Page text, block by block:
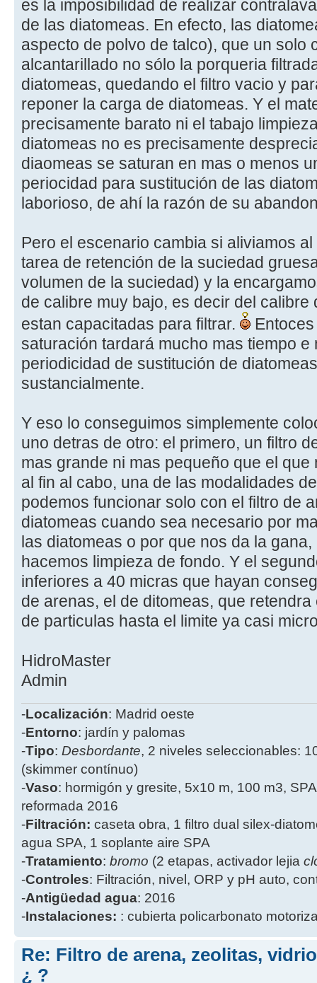
es la imposibilidad de realizar
de las diatomeas. En efecto, las
aspecto de polvo de talco), que un solo
alcantarillado no sólo la porqueria
diatomeas, quedando el filtro vacio y
reponer la carga de diatomeas. Y el
precisamente barato ni el tabajo
diatomeas no es precisamente
diaomeas se saturan en mas o menos
periocidad para sustitución de las
laborioso, de ahí la razón de su
Pero el escenario cambia si aliviamos
tarea de retención de la suciedad
volumen de la suciedad) y la
de calibre muy bajo, es decir del calibre
estan capacitadas para filtrar.
saturación tardará mucho mas tiempo
periodicidad de sustitución de
sustancialmente.
Y eso lo conseguimos simplemente
uno detras de otro: el primero, un filtro
mas grande ni mas pequeño que el
al fin al cabo, una de las modalidades
podemos funcionar solo con el filtro de
diatomeas cuando sea necesario por
las diatomeas o por que nos da la
hacemos limpieza de fondo. Y el
inferiores a 40 micras que hayan
de arenas, el de ditomeas, que
de particulas hasta el limite ya casi
HidroMaster
Admin
-Localización: Madrid oeste
-Entorno: jardín y palomas
-Tipo: Desbordante, 2 niveles seleccionables:
(skimmer contínuo)
-Vaso: hormigón y gresite, 5x10 m, 100 m3,
reformada 2016
-Filtración: caseta obra, 1 filtro dual silex-
agua SPA, 1 soplante aire SPA
-Tratamiento: bromo (2 etapas, activador lejia
-Controles: Filtración, nivel, ORP y pH auto,
-Antigüedad agua: 2016
-Instalaciones: : cubierta policarbonato
Re: Filtro de arena, zeolitas,
¿ ?